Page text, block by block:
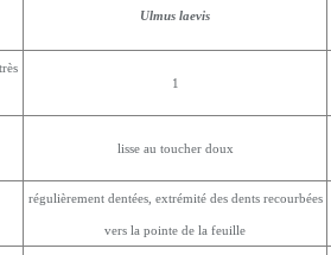
Ulmus laevis
1
lisse au toucher doux
régulièrement dentées, extrémité des dents recourbées
vers la pointe de la feuille